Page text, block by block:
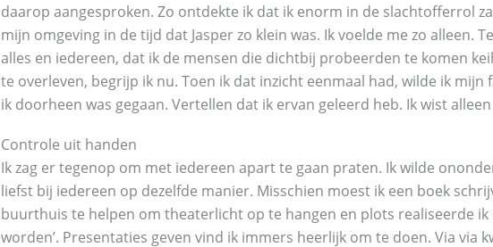
daarop aangesproken. Zo ontdekte ik dat ik enorm in de slachtofferrol
mijn omgeving in de tijd dat Jasper zo klein was. Ik voelde me zo alleen.
alles en iedereen, dat ik de mensen die dichtbij probeerden te komen
te overleven, begrijp ik nu. Toen ik dat inzicht eenmaal had, wilde ik
ik doorheen was gegaan. Vertellen dat ik ervan geleerd heb. Ik wist
Controle uit handen
Ik zag er tegenop om met iedereen apart te gaan praten. Ik wilde
liefst bij iedereen op dezelfde manier. Misschien moest ik een boek
buurthuis te helpen om theaterlicht op te hangen en plots realiseerde ik
worden’. Presentaties geven vind ik immers heerlijk om te doen. Via via